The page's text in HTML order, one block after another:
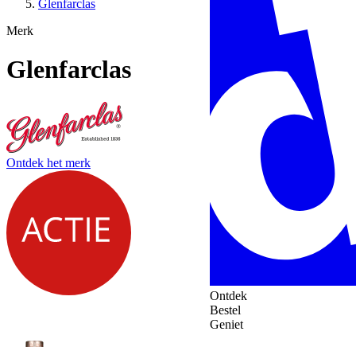
Glenfarclas
Merk
Glenfarclas
Ontdek het merk
Ontdek
Bestel
Geniet